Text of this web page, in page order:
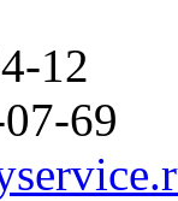
12
69